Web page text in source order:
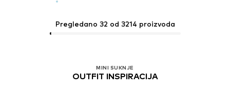
Pregledano 32 od 3214 proizvoda
MINI SUKNJE
OUTFIT INSPIRACIJA